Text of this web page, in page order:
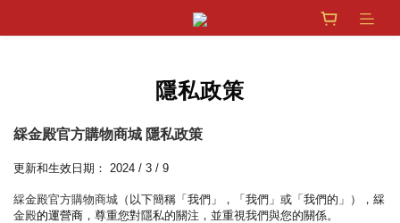
隱私政策
綵金殿官方購物商城 隱私政策
更新和生效日期： 2024 / 3 / 9
綵金殿官方購物商城 （以下簡稱「我們」，「我們」或「我們的」），綵
金殿的運營商 ，尊重您對隱私的關注，並重視我們與您的關係。